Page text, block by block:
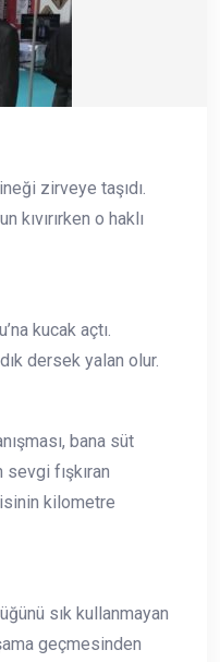
zirveye taşıdı.
kıvırırken o haklı
kucak açtı.
dersek yalan olur.
bana süt
fışkıran
kilometre
sık kullanmayan
geçmesinden